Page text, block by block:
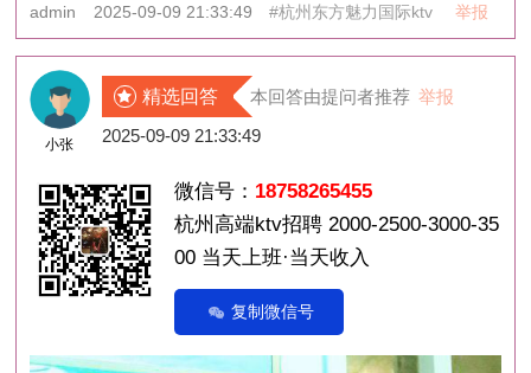
admin 2025-09-09 21:33:49 #杭州东方魅力国际ktv 举报
小张
精选回答 本回答由提问者推荐 举报
2025-09-09 21:33:49
微信号： 18758265455
杭州高端ktv招聘 2000-2500-3000-35
00 当天上班·当天收入
复制微信号